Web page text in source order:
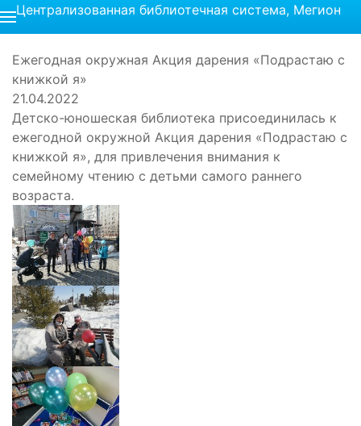
Централизованная библиотечная система, Мегион
Ежегодная окружная Акция дарения «Подрастаю с
книжкой я»
21.04.2022
Детско-юношеская библиотека присоединилась к
ежегодной окружной Акция дарения «Подрастаю с
книжкой я», для привлечения внимания к
семейному чтению с детьми самого раннего
возраста.